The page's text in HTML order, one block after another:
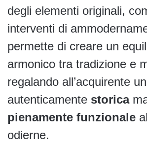
degli elementi originali,
interventi di
permette di creare un
armonico tra tradizione e
regalando all’acquirente
autenticamente storica
pienamente funzionale
odierne.